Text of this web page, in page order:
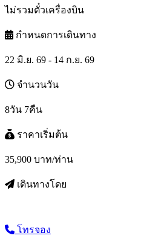
ไม่รวมตั๋วเครื่องบิน
กำหนดการเดินทาง
22 มิ.ย. 69 - 14 ก.ย. 69
จำนวนวัน
8วัน 7คืน
ราคาเริ่มต้น
35,900 บาท/ท่าน
เดินทางโดย
โทรจอง